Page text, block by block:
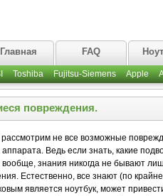
Главная FAQ
Toshiba Fujitsu-Siemens Apple
повреждения.
не все возможные
Ведь если знать, какие
знания никогда не бывают
Естественно, все знают (по
является ноутбук, может